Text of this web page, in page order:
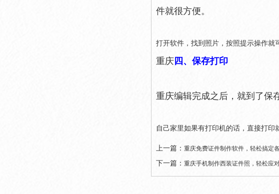
件就很方便。
打开软件，找到照片，按照提示操作就
重庆 四、保存打印
重庆编辑完成之后，就到了保
自己家里如果有打印机的话，直接打印
上一篇： 重庆免费证件制作软件，轻松搞定
下一篇： 重庆手机制作西装证件照，轻松应